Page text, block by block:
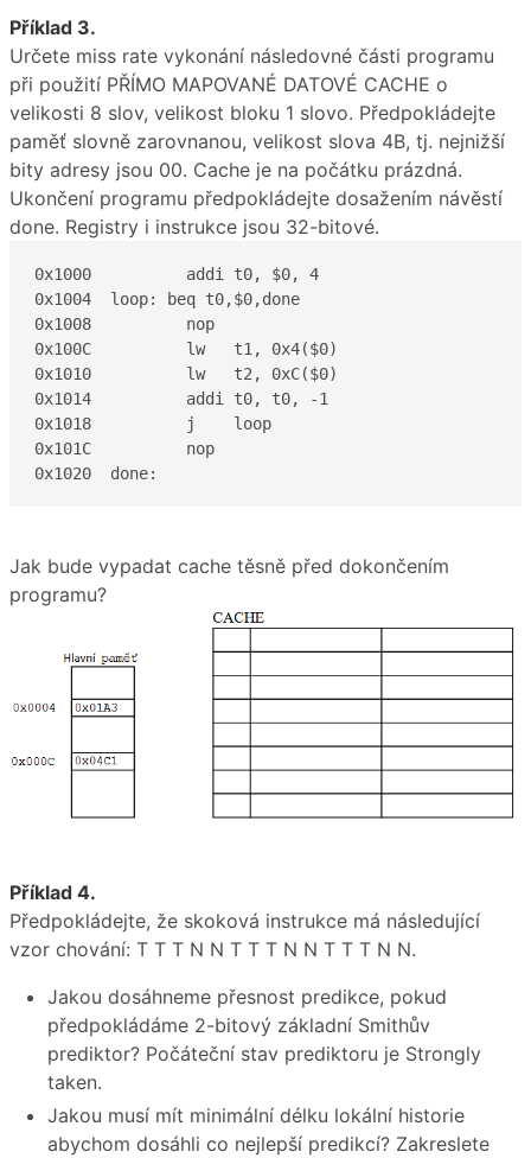
Příklad 3.
Určete miss rate vykonání následovné části programu
při použití PŘÍMO MAPOVANÉ DATOVÉ CACHE o
velikosti 8 slov, velikost bloku 1 slovo. Předpokládejte
paměť slovně zarovnanou, velikost slova 4B, tj. nejnižší
bity adresy jsou 00. Cache je na počátku prázdná.
Ukončení programu předpokládejte dosažením návěstí
done. Registry i instrukce jsou 32-bitové.
0x1000		addi t0, $0, 4
0x1004	loop: beq t0,$0,done
0x1008		nop
0x100C 		lw   t1, 0x4($0)
0x1010		lw   t2, 0xC($0)
0x1014		addi t0, t0, -1
0x1018		j    loop
0x101C		nop
Jak bude vypadat cache těsně před dokončením
programu?
Příklad 4.
Předpokládejte, že skoková instrukce má následující
vzor chování: T T T N N T T T N N T T T N N.
Jakou dosáhneme přesnost predikce, pokud
předpokládáme 2-bitový základní Smithův
prediktor? Počáteční stav prediktoru je Strongly
taken.
Jakou musí mít minimální délku lokální historie
abychom dosáhli co nejlepší predikcí? Zakreslete